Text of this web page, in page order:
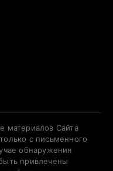
материалов Сайта
с письменного
обнаружения
привлечены